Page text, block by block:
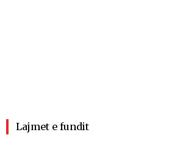
Lajmet e fundit